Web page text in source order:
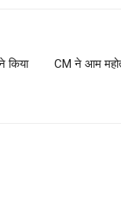
किया
CM ने आम